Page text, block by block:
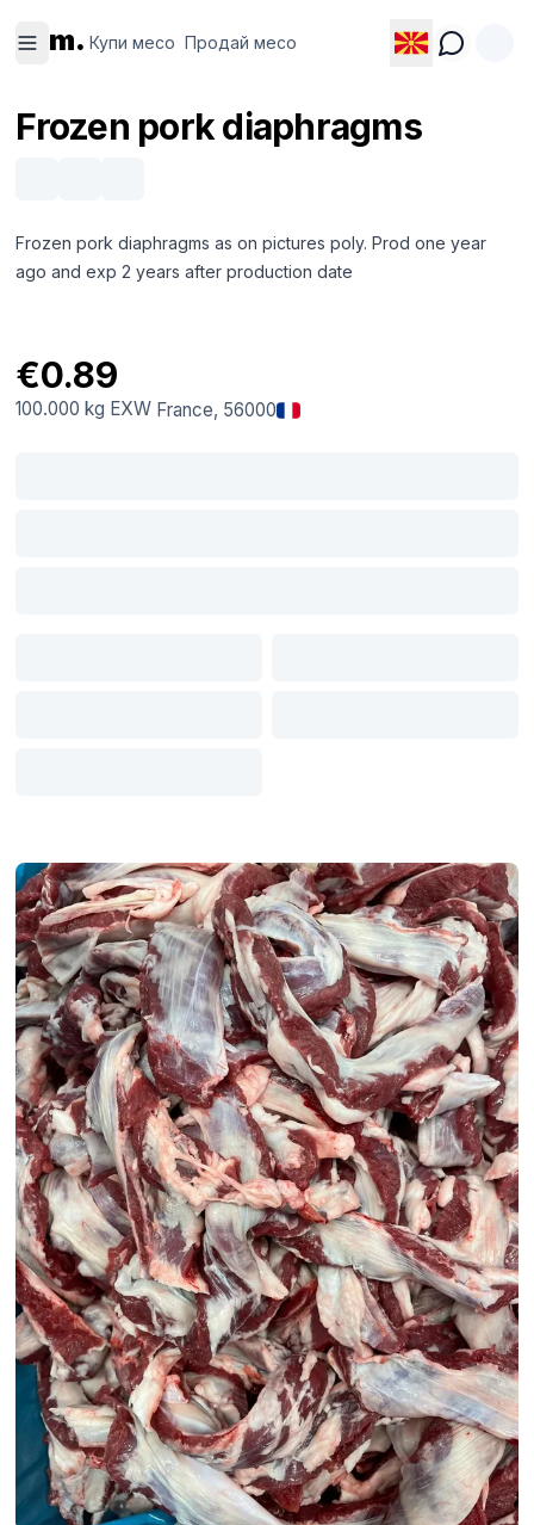
m. Купи месо Продай месо
месо
месо
Frozen pork diaphragms
Frozen pork diaphragms as on pictures poly. Prod one year
ago and exp 2 years after production date
€0.89
100.000 kg EXW France, 56000